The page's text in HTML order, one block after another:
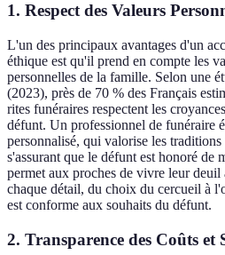
1. Respect des Valeurs
L'un des principaux avantages d'un
éthique est qu'il prend en compte les
personnelles de la famille. Selon une
(2023), près de 70 % des Français
rites funéraires respectent les
défunt. Un professionnel de funéraire
personnalisé, qui valorise les
s'assurant que le défunt est honoré de
permet aux proches de vivre leur deuil
chaque détail, du choix du cercueil à
est conforme aux souhaits du défunt.
2. Transparence des Coûts et